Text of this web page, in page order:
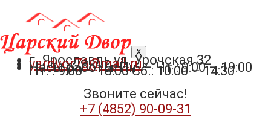
X
г. Ярославль ул. Урочская 32
yardvor76@mail.ru
Часы работы: Пн. – Чт.: 9:00 – 19:00
Пт. : 9:00 – 18:00 Сб.: 10:00 – 14:30
Звоните сейчас!
+7 (4852) 90-09-31​